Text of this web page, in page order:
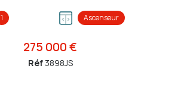
1 Ascenseur
275 000 €
Réf 3898JS